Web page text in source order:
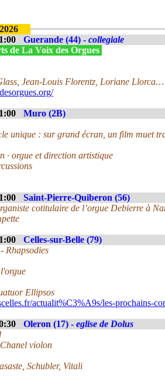
Guerande (44) - collegiale
de La Voix des Orgues
Jean-Louis Florentz, Loriane Llorca…
Muro (2B)
unique : sur grand écran, un film muet
· orgue et direction artistique
Saint-Pierre-Quiberon (56)
cotitulaire de l’orgue Debierre à
Celles-sur-Belle (79)
Rhapsodies
Ellipsos
actualit%C3%A9s/les-prochains-
Oleron (17) - eglise de Dolus
violon
Schubler, Vitali